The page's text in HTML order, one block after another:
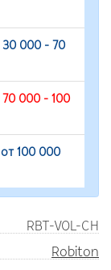
30 000 - 70
70 000 - 100
от 100 000
RBT-VOL-CH
Robiton